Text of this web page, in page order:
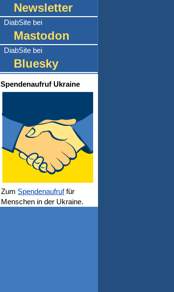
Newsletter
DiabSite bei
Mastodon
DiabSite bei
Bluesky
Spendenaufruf Ukraine
Zum Spendenaufruffür
Menschen in der Ukraine.